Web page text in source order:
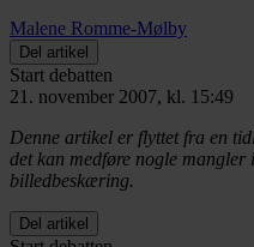
Malene Romme-Mølby
Del artikel
Start debatten
21. november 2007, kl. 15:49
Denne artikel er flyttet fra en
det kan medføre nogle
billedbeskæring.
Del artikel